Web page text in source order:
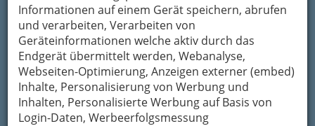
Informationen auf einem Gerät speichern, abrufen
und verarbeiten, Verarbeiten von
Geräteinformationen welche aktiv durch das
Endgerät übermittelt werden, Webanalyse,
Webseiten-Optimierung, Anzeigen externer (embed)
Inhalte, Personalisierung von Werbung und
Inhalten, Personalisierte Werbung auf Basis von
Login-Daten, Werbeerfolgsmessung
Sommeralm weitergeleitet.
Mein Name
Meine Email Adresse